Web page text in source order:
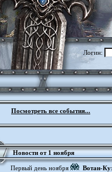
Логин:
Посмотреть все события...
Новости от 1 ноября
Первый день ноября
Вотан-